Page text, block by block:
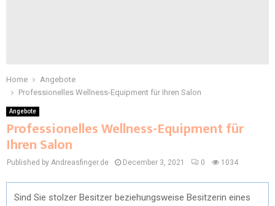
Home
Angebote
Professionelles Wellness-Equipment für Ihren Salon
Angebote
Professionelles Wellness-Equipment für
Ihren Salon
Published by Andreasfinger.de December 3, 2021 0 1034
Sind Sie stolzer Besitzer beziehungsweise Besitzerin eines